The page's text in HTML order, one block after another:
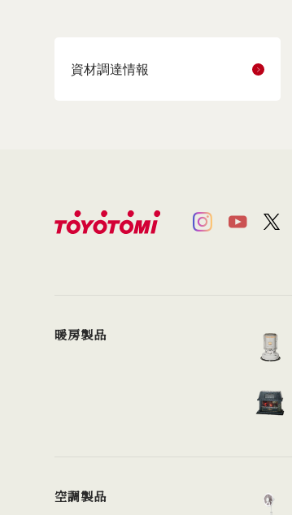
資材調達情報
暖房製品
空調製品